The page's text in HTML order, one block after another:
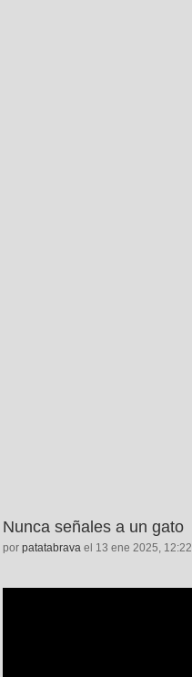
Nunca señales a un gato
por patatabrava el 13 ene 2025, 12:22